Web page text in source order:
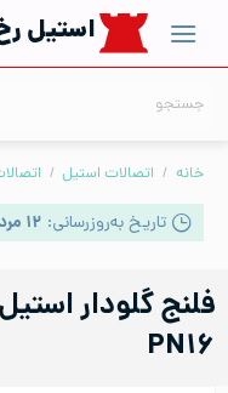
content
استیل
خانه / اتصالات استیل /
تاریخ به‌روزرسانی: ۱۲ مرداد ۱۴۰۵ | ۱۶:۳۷
PN۱۶